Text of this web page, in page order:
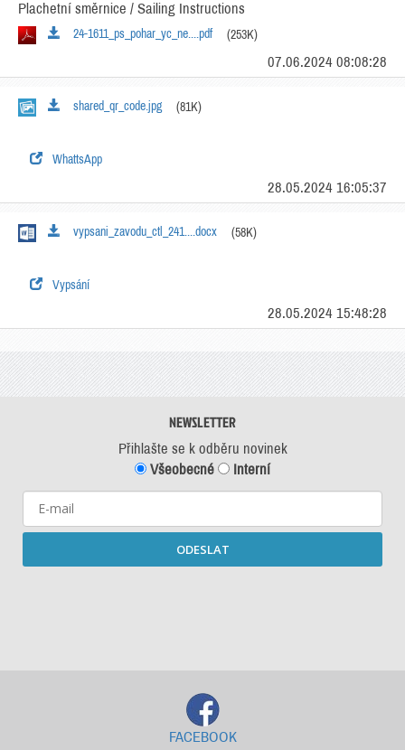
Plachetní směrnice / Sailing Instructions
24-1611_ps_pohar_yc_ne....pdf (253K)
07.06.2024 08:08:28
shared_qr_code.jpg (81K)
WhattsApp
28.05.2024 16:05:37
vypsani_zavodu_ctl_241....docx (58K)
Vypsání
28.05.2024 15:48:28
NEWSLETTER
Přihlašte se k odběru novinek
Všeobecné
Interní
ODESLAT
FACEBOOK